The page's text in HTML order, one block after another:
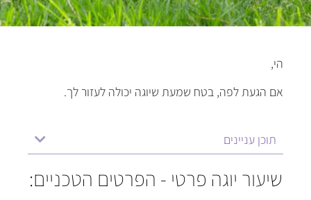
הי,
אם הגעת לפה, בטח שמעת שיוגה יכולה לעזור לך.
תוכן עניינים
שיעור יוגה פרטי - הפרטים הטכניים: